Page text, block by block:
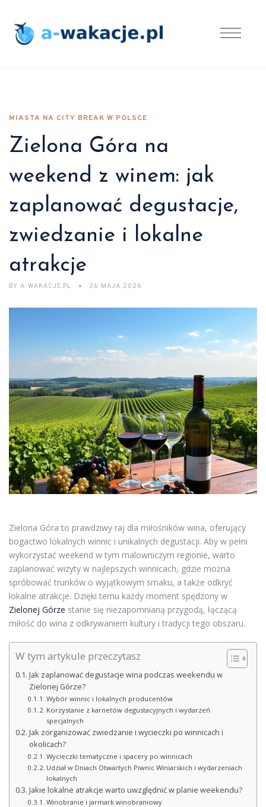
MIASTA NA CITY BREAK W POLSCE
Zielona Góra na
weekend z winem: jak
zaplanować degustacje,
zwiedzanie i lokalne
atrakcje
BY A-WAKACJE.PL 26 MAJA 2026
Zielona Góra to prawdziwy raj dla miłośników wina, oferujący
bogactwo lokalnych winnic i unikalnych degustacji. Aby w pełni
wykorzystać weekend w tym malowniczym regionie, warto
zaplanować wizyty w najlepszych winnicach, gdzie można
spróbować trunków o wyjątkowym smaku, a także odkryć
lokalne atrakcje. Dzięki temu każdy moment spędzony w
Zielonej Górze stanie się niezapomnianą przygodą, łączącą
miłość do wina z odkrywaniem kultury i tradycji tego obszaru.
W tym artykule przeczytasz
Jak zaplanować degustacje wina podczas weekendu w
Zielonej Górze?
Wybór winnic i lokalnych producentów
Korzystanie z karnetów degustacyjnych i wydarzeń
specjalnych
Jak zorganizować zwiedzanie i wycieczki po winnicach i
okolicach?
Wycieczki tematyczne i spacery po winnicach
Udział w Dniach Otwartych Piwnic Winiarskich i wydarzeniach
lokalnych
Jakie lokalne atrakcje warto uwzględnić w planie weekendu?
Winobranie i jarmark winobraniowy